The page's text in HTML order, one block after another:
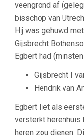
veengrond af
bisschop van
Hij was gehuwd
Gijsbrecht
Egbert had
Gijsbrecht I
Hendrik van
Egbert liet als
versterkt herenhuis
heren zou dienen.